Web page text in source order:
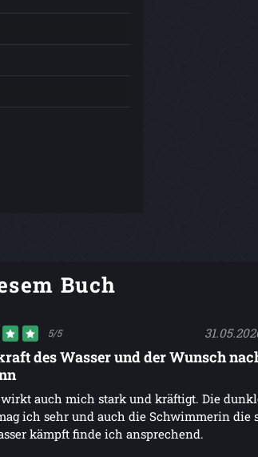
Buch
5/5
des Wasser und der Wunsch
wirkt auch mich stark und kräftigt. Die
ich sehr und auch die Schwimmerin die
kämpft finde ich ansprechend.